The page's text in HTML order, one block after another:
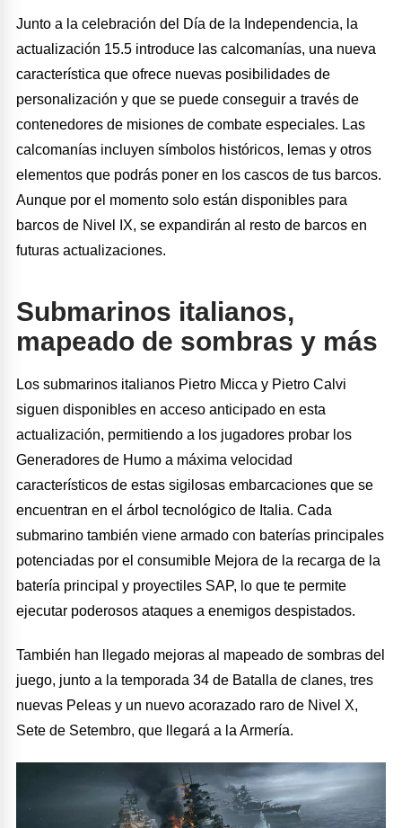
Junto a la celebración del Día de la Independencia, la
actualización 15.5 introduce las calcomanías, una nueva
característica que ofrece nuevas posibilidades de
personalización y que se puede conseguir a través de
contenedores de misiones de combate especiales. Las
calcomanías incluyen símbolos históricos, lemas y otros
elementos que podrás poner en los cascos de tus barcos.
Aunque por el momento solo están disponibles para
barcos de Nivel IX, se expandirán al resto de barcos en
futuras actualizaciones.
Submarinos italianos,
mapeado de sombras y más
Los submarinos italianos Pietro Micca y Pietro Calvi
siguen disponibles en acceso anticipado en esta
actualización, permitiendo a los jugadores probar los
Generadores de Humo a máxima velocidad
característicos de estas sigilosas embarcaciones que se
encuentran en el árbol tecnológico de Italia. Cada
submarino también viene armado con baterías principales
potenciadas por el consumible Mejora de la recarga de la
batería principal y proyectiles SAP, lo que te permite
ejecutar poderosos ataques a enemigos despistados.
También han llegado mejoras al mapeado de sombras del
juego, junto a la temporada 34 de Batalla de clanes, tres
nuevas Peleas y un nuevo acorazado raro de Nivel X,
Sete de Setembro, que llegará a la Armería.